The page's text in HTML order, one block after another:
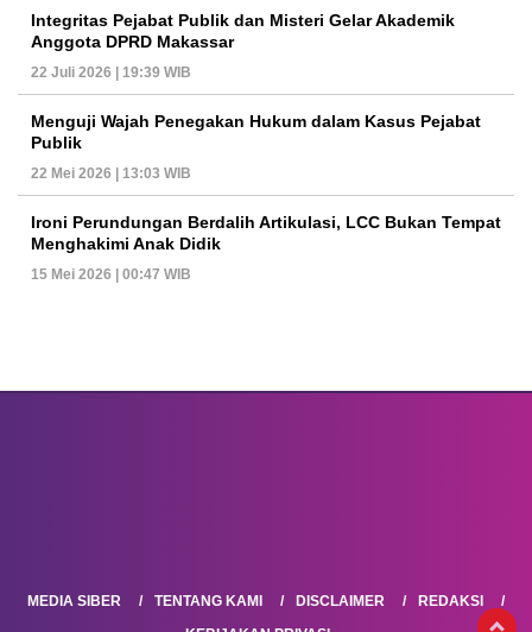
Integritas Pejabat Publik dan Misteri Gelar Akademik
Anggota DPRD Makassar
22 Juli 2026 | 19:39 WIB
Menguji Wajah Penegakan Hukum dalam Kasus Pejabat
Publik
22 Mei 2026 | 13:03 WIB
Ironi Perundungan Berdalih Artikulasi, LCC Bukan Tempat
Menghakimi Anak Didik
15 Mei 2026 | 00:47 WIB
MEDIA SIBER TENTANG KAMI DISCLAIMER
REDAKSI